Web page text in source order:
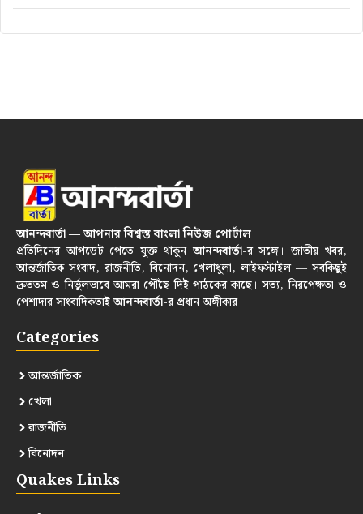
আনন্দবার্তা — আপনার বিশ্বস্ত বাংলা নিউজ পোর্টাল
প্রতিদিনের আপডেট পেতে যুক্ত থাকুনআনন্দবার্তা-র সঙ্গে। জাতীয় খবর,
আন্তর্জাতিক সংবাদ, রাজনীতি, বিনোদন, খেলাধুলা, লাইফস্টাইল — সবকিছুই
দ্রুততম ও নির্ভুলভাবে আমরা পৌঁছে দিই পাঠকের কাছে। সত্য, নিরপেক্ষতা ও
পেশাদার সাংবাদিকতাইআনন্দবার্তা-র প্রধান অঙ্গীকার।
Categories
আন্তর্জাতিক
খেলা
রাজনীতি
বিনোদন
Quakes Links